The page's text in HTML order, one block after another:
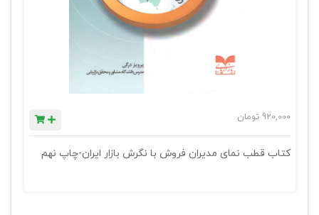
920,000 تومان
کتاب قطب نمای مدیران فروش با نگرش بازار ایران-چاپ نهم